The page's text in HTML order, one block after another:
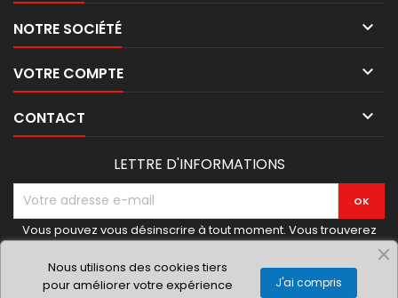
NOTRE SOCIÉTÉ 
VOTRE COMPTE 
CONTACT 
LETTRE D'INFORMATIONS
Vous pouvez vous désinscrire à tout moment. Vous trouverez
pour cela nos informations de contact dans les conditions
d'utilisation du site.
Nous utilisons des cookies tiers
pour améliorer votre expérience
J'ai compris